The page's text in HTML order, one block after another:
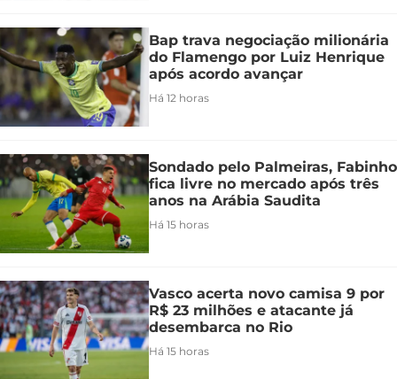
Bap trava negociação milionária
do Flamengo por Luiz Henrique
após acordo avançar
Há 12 horas
Sondado pelo Palmeiras, Fabinho
fica livre no mercado após três
anos na Arábia Saudita
Há 15 horas
Vasco acerta novo camisa 9 por
R$ 23 milhões e atacante já
desembarca no Rio
Há 15 horas